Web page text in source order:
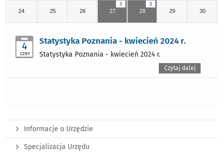
24 25 26
3
27
3
28 29 30
4
czer
Statystyka Poznania - kwiecień 2024 r.
Statystyka Poznania - kwiecień 2024 r.
Czytaj dalej
Informacje o Urzędzie
Specjalizacja Urzędu